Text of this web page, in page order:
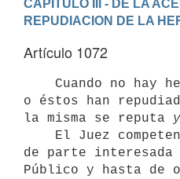
CAPITULO III - DE LA
REPUDIACION DE LA
Artículo 1072
o éstos han
la misma se reputa
de parte
Público y hasta de